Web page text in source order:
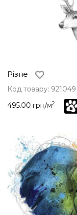
Різне
Код товару: 921049
495.00 грн/м2